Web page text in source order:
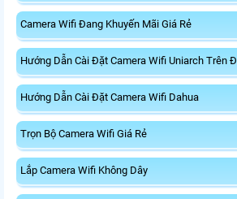
Camera Wifi Đang Khuyến Mãi Giá Rẻ
Hướng Dẫn Cài Đặt Camera Wifi Uniarch Trên
Hướng Dẫn Cài Đặt Camera Wifi Dahua
Trọn Bộ Camera Wifi Giá Rẻ
Lắp Camera Wifi Không Dây